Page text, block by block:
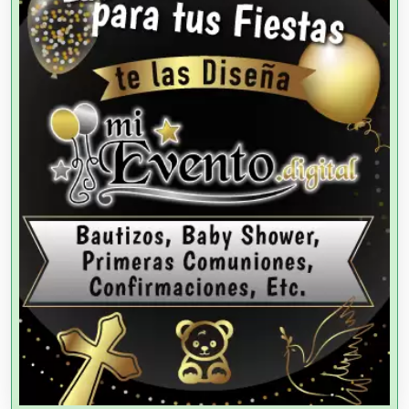
Agencias de Modelos
Agencias de Publicidad
Agencias de Viajes
Agricultores
Agricultura y Ganadería
Agua Purificada